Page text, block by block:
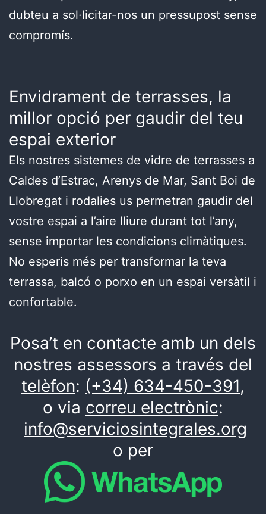
dubteu a sol·licitar-nos un pressupost sense
compromís.
Envidrament de terrasses, la
millor opció per gaudir del teu
espai exterior
Els nostres sistemes de vidre de terrasses a
Caldes d’Estrac, Arenys de Mar, Sant Boi de
Llobregat i rodalies us permetran gaudir del
vostre espai a l’aire lliure durant tot l’any,
sense importar les condicions climàtiques.
No esperis més per transformar la teva
terrassa, balcó o porxo en un espai versàtil i
confortable.
Posa’t en contacte amb un dels
nostres assessors a través del
telèfon: (+34) 634-450-391,
o via correu electrònic:
info@serviciosintegrales.org
o per